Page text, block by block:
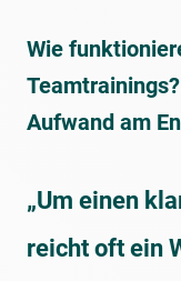
Wie
Aufwand am
„Um einen
reicht oft ein